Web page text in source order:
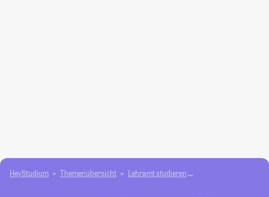
HeyStudium Themenübersicht Lehramt studieren